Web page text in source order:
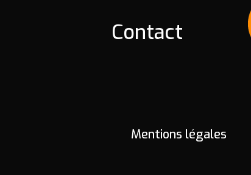
Contact
Mentions légales